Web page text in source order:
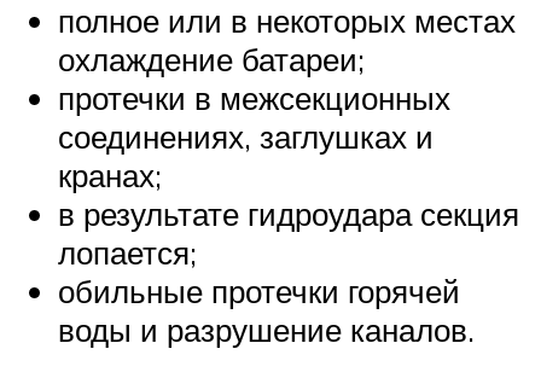
полное или в некоторых местах
охлаждение батареи;
протечки в межсекционных
соединениях, заглушках и
кранах;
в результате гидроудара секция
лопается;
обильные протечки горячей
воды и разрушение каналов.